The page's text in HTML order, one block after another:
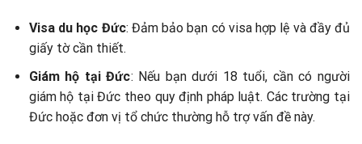
Visa du học Đức: Đảm bảo bạn có visa hợp lệ và đầy đủ
giấy tờ cần thiết.
Giám hộ tại Đức: Nếu bạn dưới 18 tuổi, cần có người
giám hộ tại Đức theo quy định pháp luật. Các trường tại
Đức hoặc đơn vị tổ chức thường hỗ trợ vấn đề này.